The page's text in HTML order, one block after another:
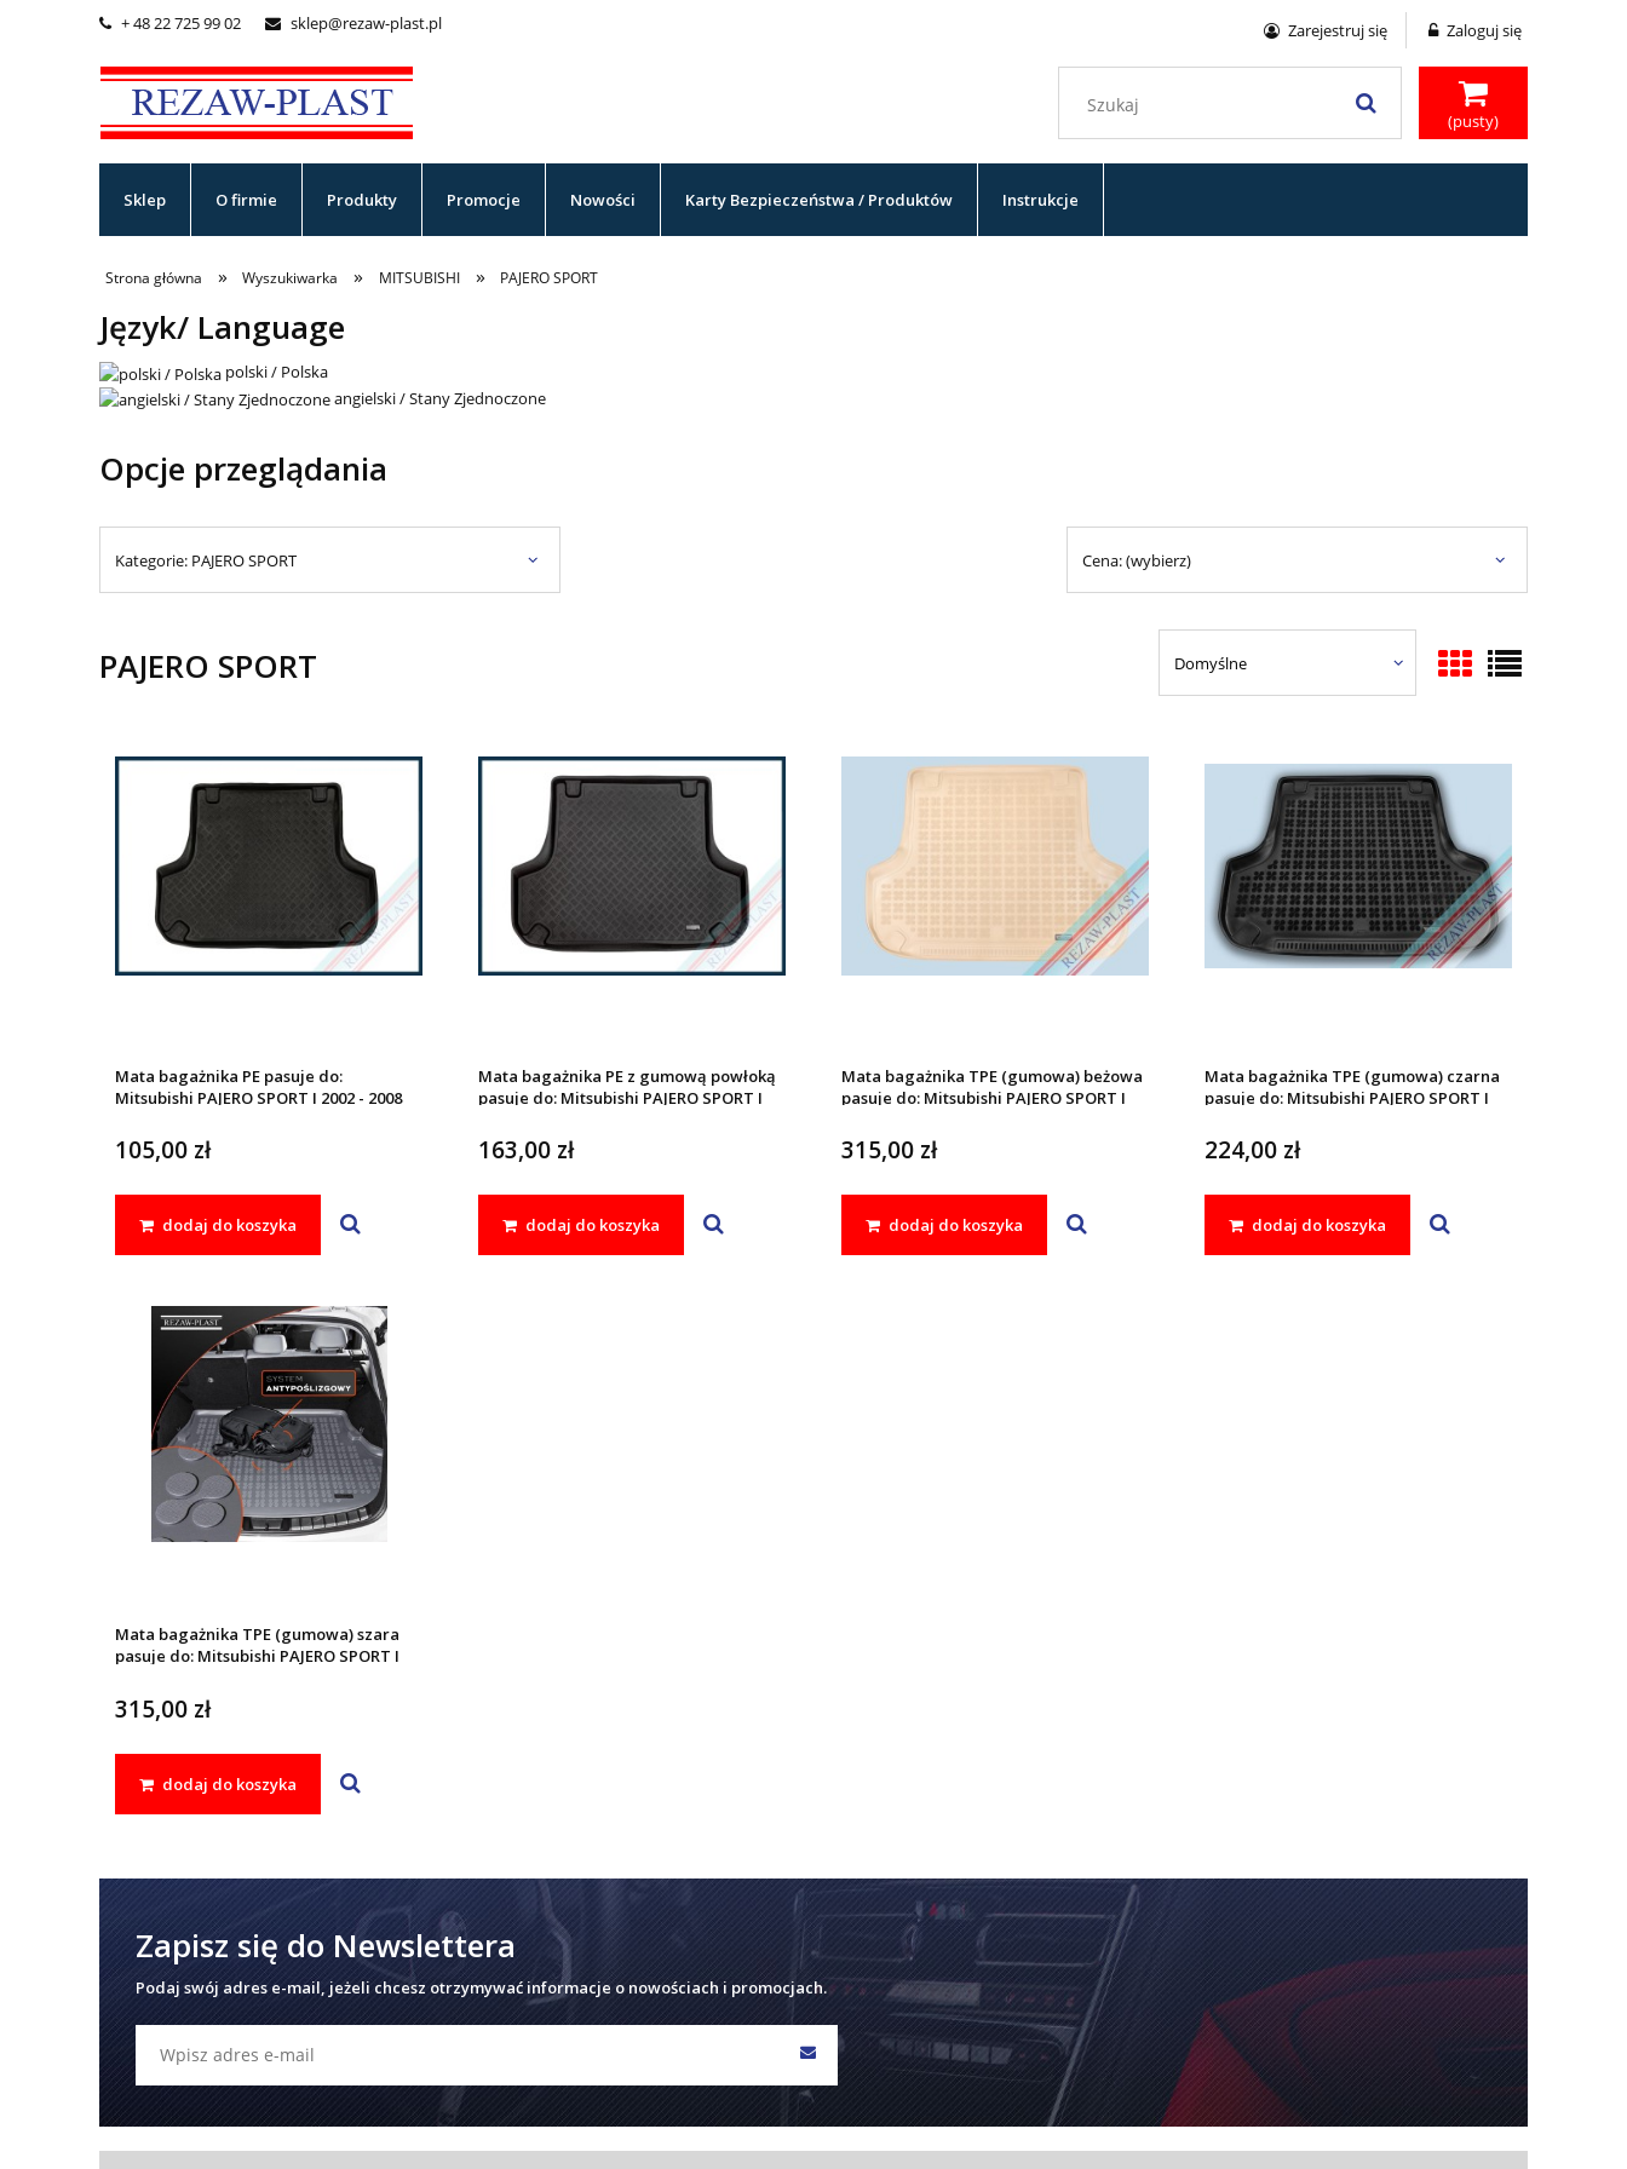
 + 48 22 725 99 02  sklep@rezaw-plast.pl Zarejestruj się Zaloguj się
(pusty)
Sklep O firmie Produkty Promocje Nowości Karty Bezpieczeństwa / Produktów Instrukcje
Strona główna » Wyszukiwarka » MITSUBISHI » PAJERO SPORT
Język/ Language
polski / Polska
angielski / Stany Zjednoczone
Opcje przeglądania
Kategorie: PAJERO SPORT Cena: (wybierz)
PAJERO SPORT
Mata bagażnika PE pasuje do:
Mitsubishi PAJERO SPORT I 2002 - 2008
105,00 zł
dodaj do koszyka
Mata bagażnika PE z gumową powłoką
pasuje do: Mitsubishi PAJERO SPORT I
163,00 zł
dodaj do koszyka
Mata bagażnika TPE (gumowa) beżowa
pasuje do: Mitsubishi PAJERO SPORT I
315,00 zł
dodaj do koszyka
Mata bagażnika TPE (gumowa) czarna
pasuje do: Mitsubishi PAJERO SPORT I
224,00 zł
dodaj do koszyka
Mata bagażnika TPE (gumowa) szara
pasuje do: Mitsubishi PAJERO SPORT I
315,00 zł
dodaj do koszyka
Zapisz się do Newslettera
Podaj swój adres e-mail, jeżeli chcesz otrzymywać informacje o nowościach i promocjach.